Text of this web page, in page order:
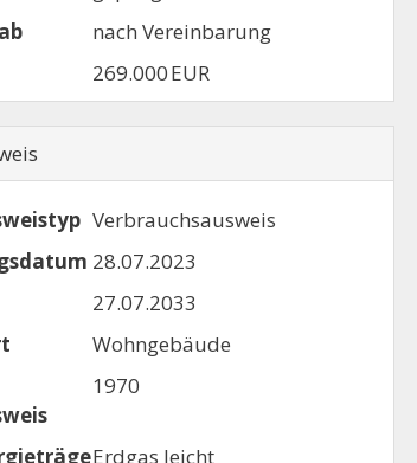
nach Vereinbarung
269.000 EUR
Verbrauchs­ausweis
28.07.2023
27.07.2033
Wohngebäude
1970
Erdgas leicht